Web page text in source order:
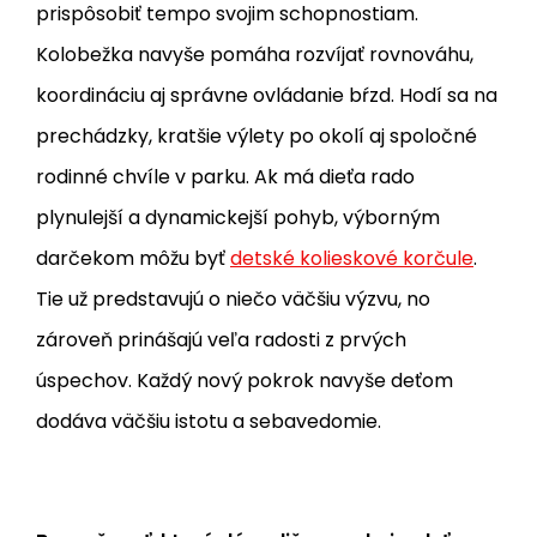
prispôsobiť tempo svojim schopnostiam.
Kolobežka navyše pomáha rozvíjať rovnováhu,
koordináciu aj správne ovládanie bŕzd. Hodí sa na
prechádzky, kratšie výlety po okolí aj spoločné
rodinné chvíle v parku. Ak má dieťa rado
plynulejší a dynamickejší pohyb, výborným
darčekom môžu byťdetské kolieskové korčule.
Tie už predstavujú o niečo väčšiu výzvu, no
zároveň prinášajú veľa radosti z prvých
úspechov. Každý nový pokrok navyše deťom
dodáva väčšiu istotu a sebavedomie.